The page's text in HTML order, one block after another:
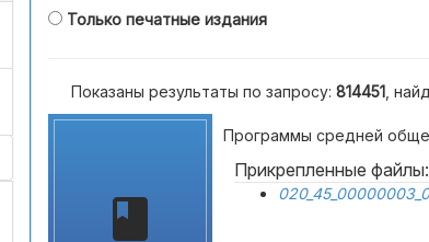
Только печатные издания
Показаны результаты по запросу: 814451 ,
Программы средней
Прикрепленные файлы: